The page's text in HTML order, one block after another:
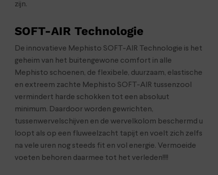
zijn.
SOFT-AIR Technologie
De innovatieve Mephisto SOFT-AIR Technologie is het
geheim van het buitengewone comfort in alle
Mephisto schoenen, de flexibele, duurzaam, elastische
en extreem zachte Mephisto SOFT-AIR tussenzool
vermindert harde schokken tot een absoluut
minimum. Daardoor worden gewrichten,
tussenwervelschijven en de wervelkolom beschermd u
loopt als op een fluweelzacht tapijt en voelt zich zelfs
na vele uren nog steeds fit en vol energie. Vermoeide
voeten behoren daarmee tot het verleden!!!!